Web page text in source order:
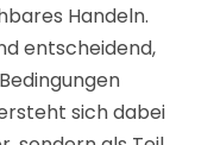
Handeln.
entscheidend,
sich dabei